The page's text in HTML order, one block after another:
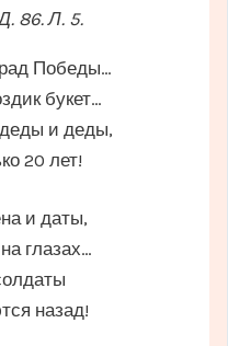
86. Л. 5.
Победы…
букет…
и деды,
20 лет!
и даты,
глазах…
назад!